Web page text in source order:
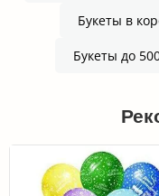
Букеты в
Букеты до